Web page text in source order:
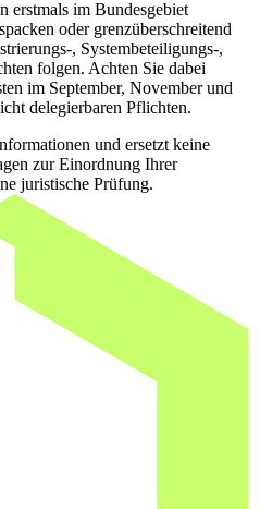
erstmals im Bundesgebiet
oder grenzüberschreitend
, Systembeteiligungs-,
folgen. Achten Sie dabei
im September, November und
delegierbaren Pflichten.
und ersetzt keine
zur Einordnung Ihrer
juristische Prüfung.